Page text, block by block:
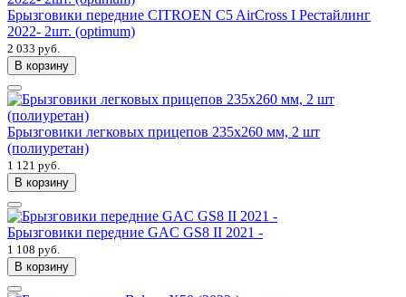
Брызговики передние CITROEN C5 AirCross I Рестайлинг
2022- 2шт. (optimum)
2 033 руб.
В корзину
Брызговики легковых прицепов 235x260 мм, 2 шт
(полиуретан)
1 121 руб.
В корзину
Брызговики передние GAC GS8 II 2021 -
1 108 руб.
В корзину